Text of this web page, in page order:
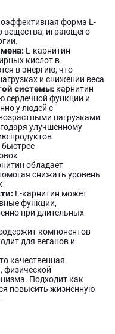
форма L-
вещества, играющего
L-карнитин
кислот в
в энергию, что
и снижении веса
системы: карнитин
сердечной функции и
у людей с
нагрузками
улучшенному
продуктов
обладает
снижать уровень
L-карнитин может
функции,
при длительных
компонентов
для веганов и
качественная
физической
Подходит как
повысить жизненную